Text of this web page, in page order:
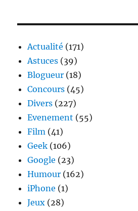
déjantées
du
moment
Actualité (171)
Astuces (39)
Blogueur (18)
Concours (45)
Divers (227)
Evenement (55)
Film (41)
Geek (106)
Google (23)
Humour (162)
iPhone (1)
Jeux (28)